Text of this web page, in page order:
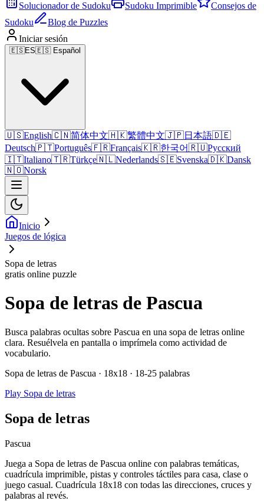
Solucionador de Sudoku Sudoku Imprimible
Consejos de
Sudoku
Blog de Puzzles
Iniciar sesión
🇪🇸ES🇪🇸 Español
🇺🇸English🇨🇳简体中文🇭🇰繁體中文🇯🇵日本語🇩🇪
Deutsch🇵🇹Português🇫🇷Français🇰🇷한국어🇷🇺Русский
🇮🇹Italiano🇹🇷Türkçe🇳🇱Nederlands🇸🇪Svenska🇩🇰Dansk
🇳🇴Norsk
Inicio
Juegos de lógica
Sopa de letras
gratis online puzzle
Sopa de letras de Pascua
Busca palabras ocultas sobre Pascua en una sopa de letras online
clara. Resuélvela en pantalla o imprímela como actividad de
vocabulario.
Sopa de letras de Pascua · 18x18 · 18-25 palabras
Play Sopa de letras
Sopa de letras
Pascua
Juega a Sopa de letras de Pascua online con palabras temáticas,
cuadrícula imprimible, pistas y controles táctiles para casa, clase o
juego casual. Cuadrícula 18x18 con todas las direcciones, cruces y
palabras al revés.